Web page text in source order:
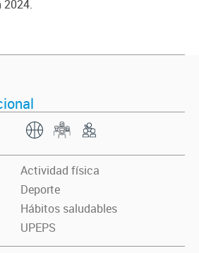
2024.
Actividad física
Deporte
Hábitos saludables
UPEPS